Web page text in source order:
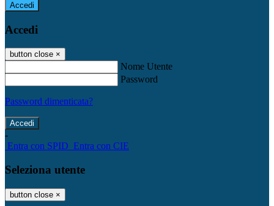
Accedi
Accedi
button close ×
Nome Utente
Password
Password dimenticata?
-
Entra con SPID Entra con CIE
Seleziona utente
button close ×